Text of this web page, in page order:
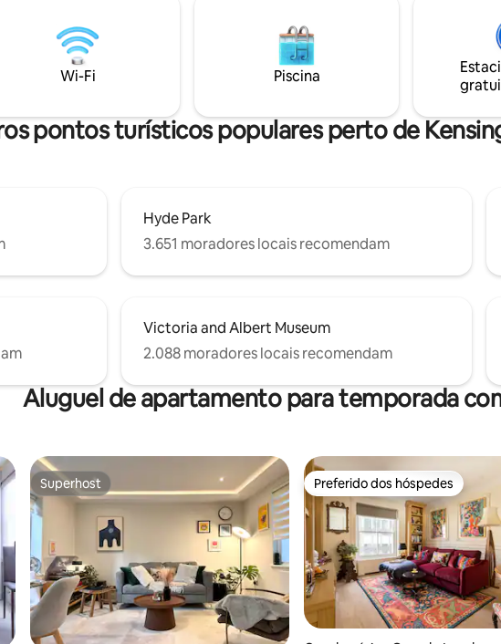
Wi-Fi Piscina
pontos turísticos populares perto de
Hyde Park
3.651 moradores locais recomendam
Victoria and Albert Museum
2.088 moradores locais recomendam
Aluguel de apartamento para temporada
Superhost
Superhost Preferido dos hóspedes
Preferido dos hóspedes